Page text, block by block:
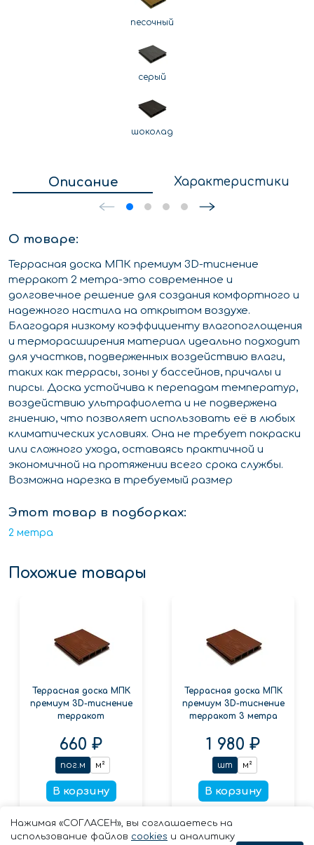
песочный
серый
шоколад
Описание Характеристики
О товаре:
Террасная доска МПК премиум 3D-тиснение
терракот 2 метра-это современное и
долговечное решение для создания комфортного и
надежного настила на открытом воздухе.
Благодаря низкому коэффициенту влагопоглощения
и терморасширения материал идеально подходит
для участков, подверженных воздействию влаги,
таких как террасы, зоны у бассейнов, причалы и
пирсы. Доска устойчива к перепадам температур,
воздействию ультрафиолета и не подвержена
гниению, что позволяет использовать её в любых
климатических условиях. Она не требует покраски
или сложного ухода, оставаясь практичной и
экономичной на протяжении всего срока службы.
Возможна нарезка в требуемый размер
Этот товар в подборках:
2 метра
Похожие товары
Террасная доска МПК
премиум 3D-тиснение
терракот
660 ₽
пог.м м²
В корзину
Заказать в 1 клик
Террасная доска МПК
премиум 3D-тиснение
терракот 3 метра
1 980 ₽
шт м²
В корзину
Заказать в 1 клик
Нажимая «СОГЛАСЕН», вы соглашаетесь на
использование файлов cookies и аналитику